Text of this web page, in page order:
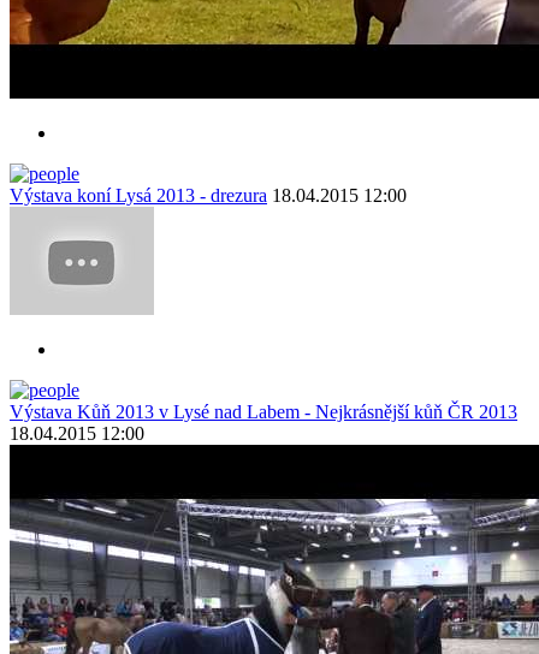
Výstava koní Lysá 2013 - drezura 18.04.2015 12:00
Výstava Kůň 2013 v Lysé nad Labem - Nejkrásnější kůň ČR 2013
18.04.2015 12:00